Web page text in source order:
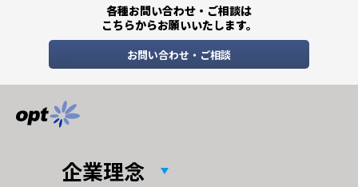
各種お問い合わせ・ご相談は
こちらからお願いいたします。
お問い合わせ・ご相談
企業理念